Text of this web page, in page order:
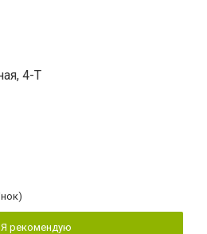
4-Т
Я рекомендую